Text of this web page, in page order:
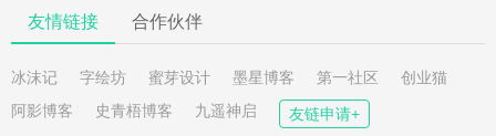
友情链接 合作伙伴
冰沫记 字绘坊 蜜芽设计 墨星博客 第一社区
创业猫
阿影博客
史青梧博客 九遥神启 友链申请+